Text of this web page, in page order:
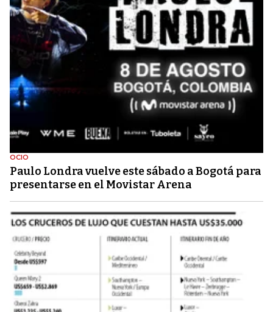
OCIO
Paulo Londra vuelve este sábado a Bogotá para
presentarse en el Movistar Arena